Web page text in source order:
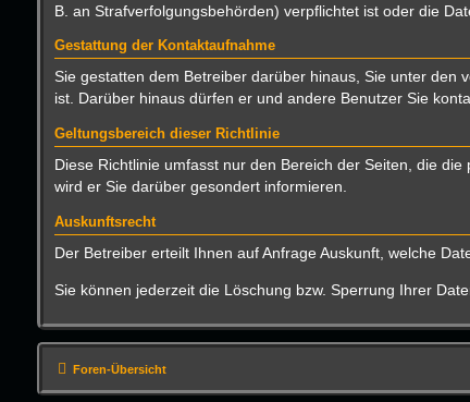
B. an Strafverfolgungsbehörden) verpflichtet ist oder die
Gestattung der Kontaktaufnahme
Sie gestatten dem Betreiber darüber hinaus, Sie unter
ist. Darüber hinaus dürfen er und andere Benutzer Sie
Geltungsbereich dieser Richtlinie
Diese Richtlinie umfasst nur den Bereich der Seiten, die
wird er Sie darüber gesondert informieren.
Auskunftsrecht
Der Betreiber erteilt Ihnen auf Anfrage Auskunft, welche
Sie können jederzeit die Löschung bzw. Sperrung Ihrer
Foren-Übersicht